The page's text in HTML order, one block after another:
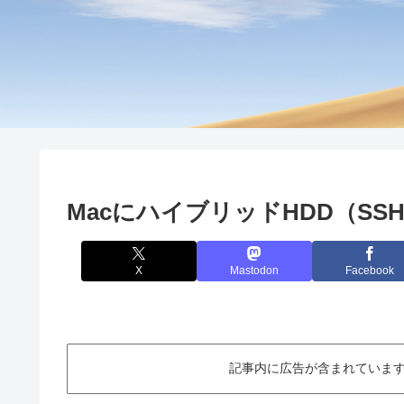
MacにハイブリッドHDD（
X Mastodon Facebook
記事内に広告が含まれていま